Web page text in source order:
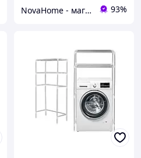
NovaHome - магазин товарів для дому і не тільки 93%